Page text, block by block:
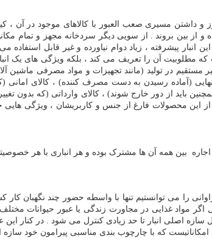
و داشتن مسیری صعب العبور با کالاهای موجود در آن
بین بروند . از سویی دیگر سردخانه مجهز و تمام
پیشرفته ، زیاد دوام نیاورده و غیر قابل استفاده
که مطلوبیت آن را تعریف می کند ، بلکه ویژگی
در تولید (مانند تجهیزات و مواد مصرفی ماشین
(آماده رسیدن به دست مصرف کننده) ، کالای امانی
باید از دور خارج شوند) ، کالای وارداتی (که بدون
از این محصولات فارغ از جنس و کاربریشان ، ویژگی
اجاره بین همه آن ها مشترک بوده و هر انباری با هر
را می توانستیم تنها با واسطه حضور چند نگهبان کار
غذایی در مجاورت زندگی یا عبور حیوانات مختلف
اصلی انبار تا حد زیادی کنترل می شود . در کنار
که با چارچوب بندی مناسبی پیرامون خود